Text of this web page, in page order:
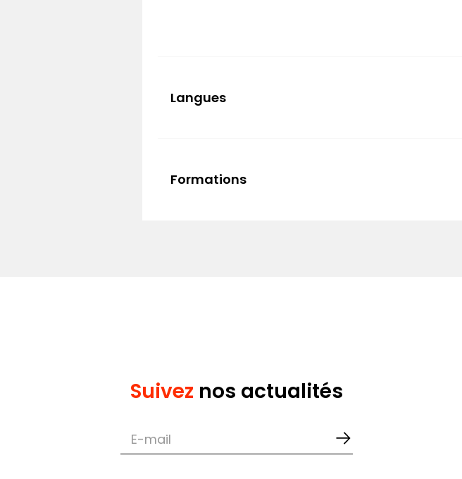
Langues
Anglais
Formations
Master 1 LL.M. in International &
Suivez nos actualités